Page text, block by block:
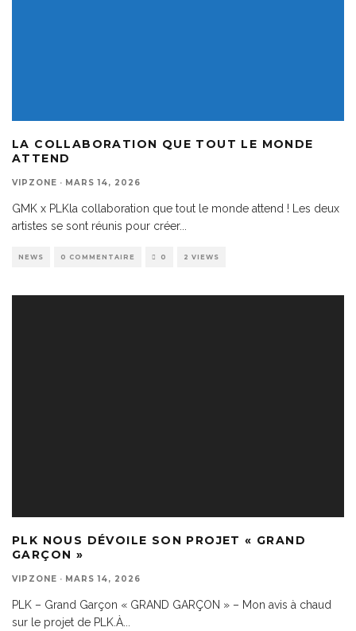
LA COLLABORATION QUE TOUT LE MONDE
ATTEND
VIPZONE · MARS 14, 2026
GMK x PLKla collaboration que tout le monde attend ! Les deux
artistes se sont réunis pour créer...
NEWS 0 COMMENTAIRE 0 2 VIEWS
PLK NOUS DÉVOILE SON PROJET « GRAND
GARÇON »
VIPZONE · MARS 14, 2026
PLK – Grand Garçon « GRAND GARÇON » – Mon avis à chaud
sur le projet de PLK.À